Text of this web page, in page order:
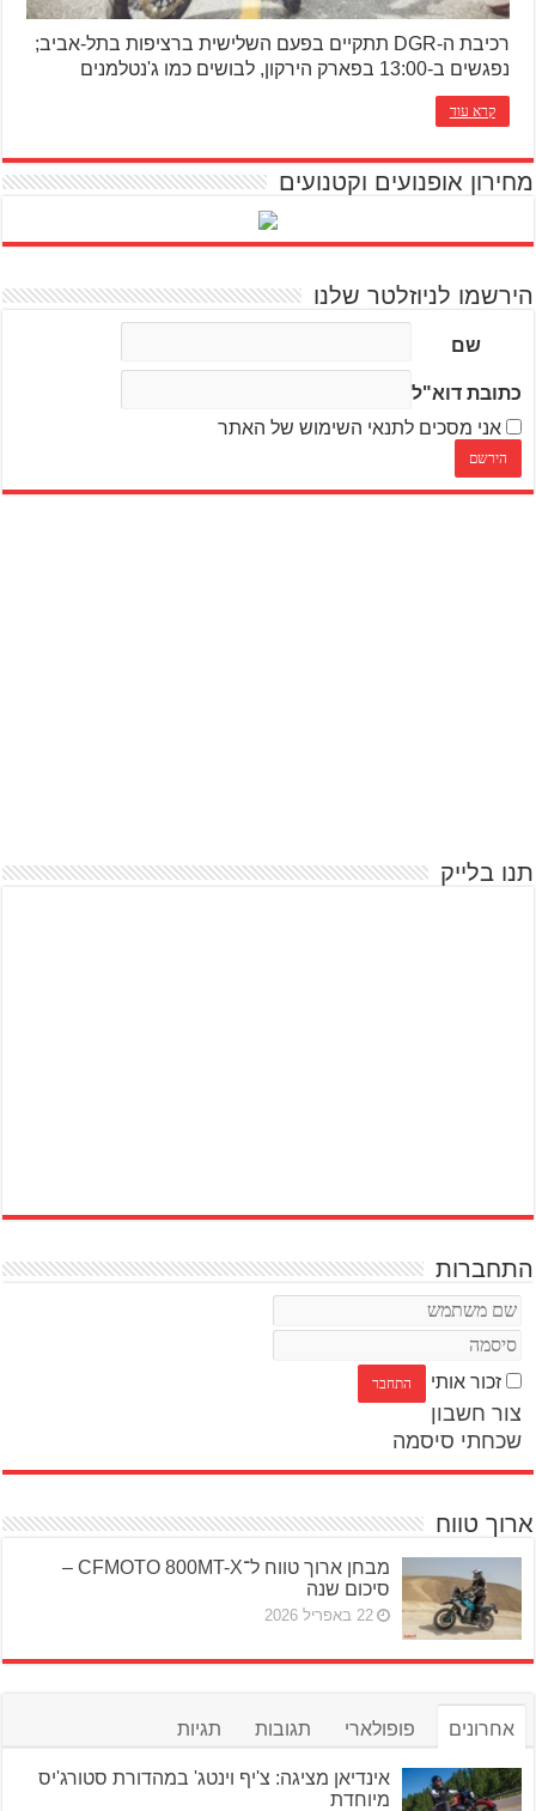
רכיבת ה-DGR תתקיים בפעם השלישית ברציפות בתל-אביב;
נפגשים ב-13:00 בפארק הירקון, לבושים כמו ג'נטלמנים
קרא עוד
מחירון אופנועים וקטנועים
הירשמו לניוזלטר שלנו
שם
כתובת דוא"ל
אני מסכים לתנאי השימוש של האתר
תנו בלייק
התחברות
זכור אותי
צור חשבון
שכחתי סיסמה
ארוך טווח
מבחן ארוך טווח ל־CFMOTO 800MT-X –
סיכום שנה
22 באפריל 2026
אחרונים פופולארי תגובות תגיות
אינדיאן מציגה: צ'יף וינטג' במהדורת סטורג'יס
מיוחדת